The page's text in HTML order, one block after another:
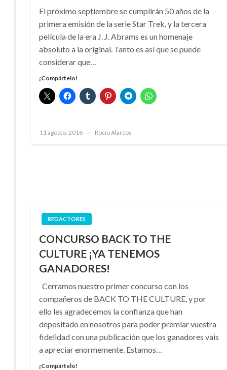
El próximo septiembre se cumplirán 50 años de la
primera emisión de la serie Star Trek, y la tercera
película de la era J. J. Abrams es un homenaje
absoluto a la original. Tanto es así que se puede
considerar que…
¡Compártelo!
Publicado
11 agosto, 2016 Rocío Alarcos
REDACTORES
CONCURSO BACK TO THE
CULTURE ¡YA TENEMOS
GANADORES!
Cerramos nuestro primer concurso con los
compañeros de BACK TO THE CULTURE, y por
ello les agradecemos la confianza que han
depositado en nosotros para poder premiar vuestra
fidelidad con una publicación que los ganadores vais
a apreciar enormemente. Estamos…
¡Compártelo!